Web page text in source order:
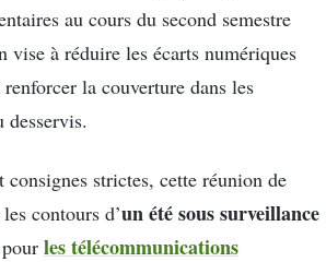
au cours du second semestre
vise à réduire les écarts numériques
la couverture dans les
desservis.
strictes, cette réunion de
contours d’un été sous surveillance
les télécommunications